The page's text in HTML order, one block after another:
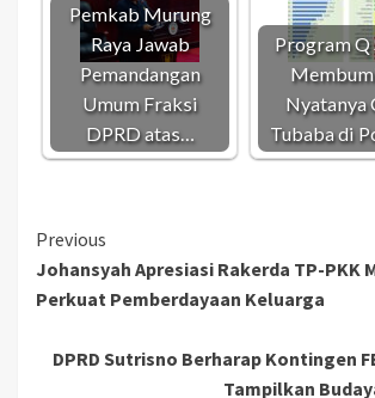
Pemkab Murung
Raya Jawab
Pemandangan
Umum Fraksi
DPRD atas…
Program Q
Nyatanya
Tubaba di
Continue
Reading
Previous
Johansyah Apresiasi Rakerda TP-PKK
Perkuat Pemberdayaan Keluarga
DPRD Sutrisno Berharap Kontingen
Tampilkan